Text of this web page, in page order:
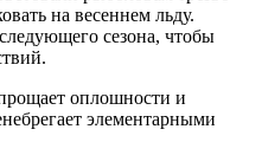
на весеннем льду.
сезона, чтобы
оплошности и
элементарными